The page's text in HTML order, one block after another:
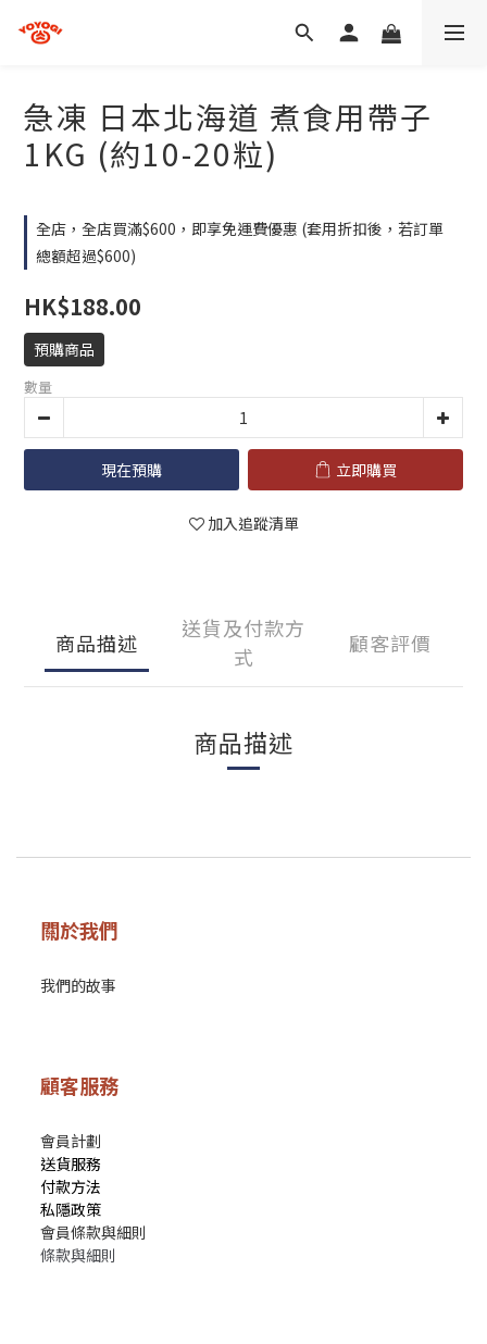
急凍 日本北海道 煮食用帶子
1KG (約10-20粒)
全店，全店買滿$600，即享免運費優惠 (套用折扣後，若訂單
總額超過$600)
HK$188.00
預購商品
數量
現在預購 立即購買
加入追蹤清單
商品描述
送貨及付款方
式
顧客評價
商品描述
關於我們
我們的故事
顧客服務
會員計劃
送貨服務
付款方法
私隱政策
會員條款與細則
條款與細則